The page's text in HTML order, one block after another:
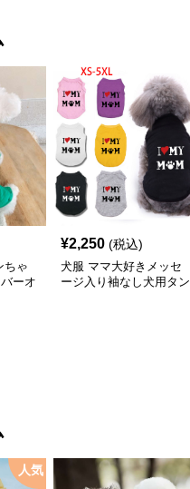
ちゃ
ーオ
¥2,250 (税込)
犬服 ママ大好きメッセ
ージ入り袖なし犬用タン
人気